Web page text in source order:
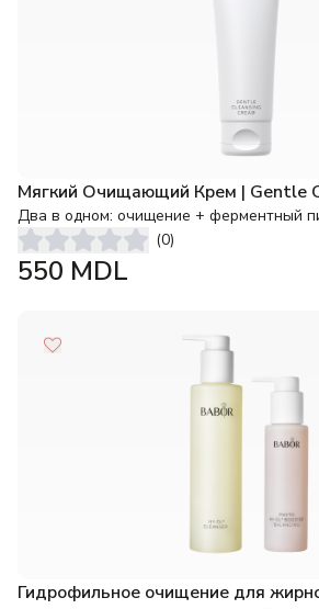
Мягкий Очищающий Крем | Gentle
Два в одном: очищение + ферментный
(0)
550 MDL
Гидрофильное очищение для